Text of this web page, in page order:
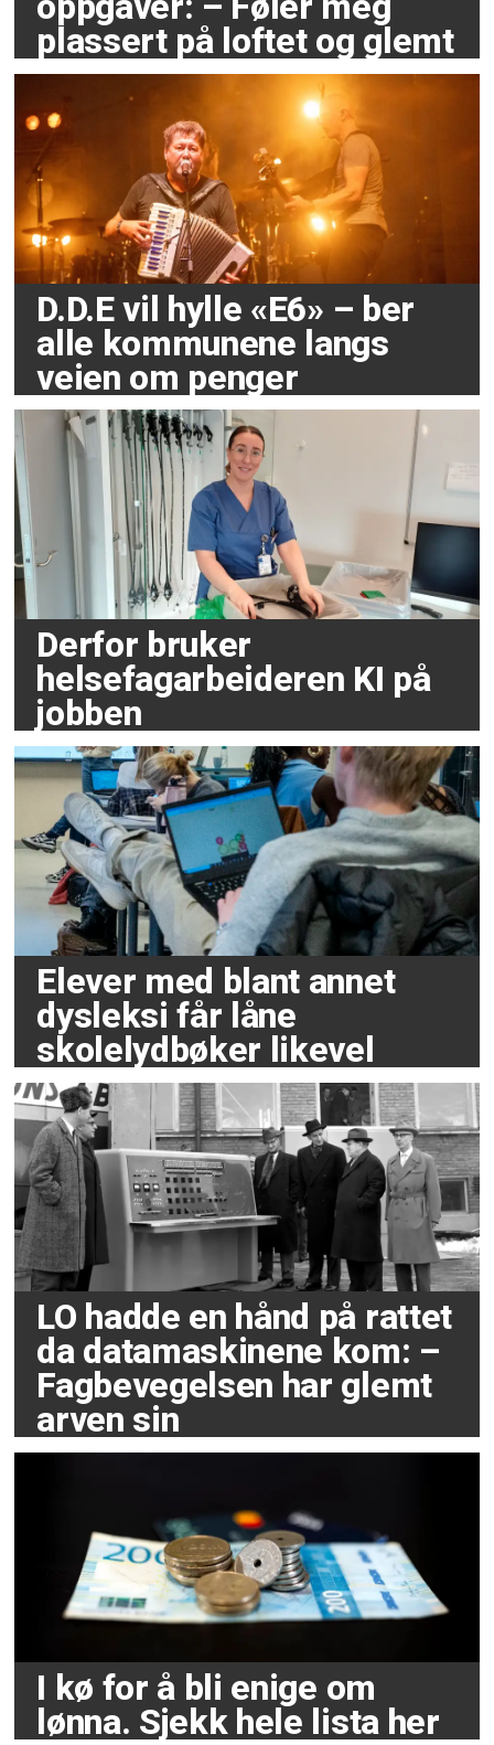
plassert på loftet og glemt
D.D.E vil hylle «E6» – ber
alle kommunene langs
veien om penger
Derfor bruker
helsefagarbeideren KI på
jobben
Elever med blant annet
dysleksi får låne
skolelydbøker likevel
LO hadde en hånd på rattet
da datamaskinene kom: –
Fagbevegelsen har glemt
arven sin
I kø for å bli enige om
lønna. Sjekk hele lista her